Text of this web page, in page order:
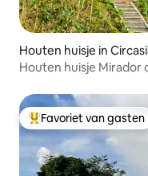
Houten huisje in
Houten huisje Mirador
Topfavoriet van
Favoriet van gasten